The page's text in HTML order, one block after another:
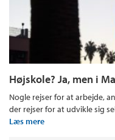
Højskole? Ja, men i
Nogle rejser for at arbejde,
der rejser for at udvikle sig
Læs mere